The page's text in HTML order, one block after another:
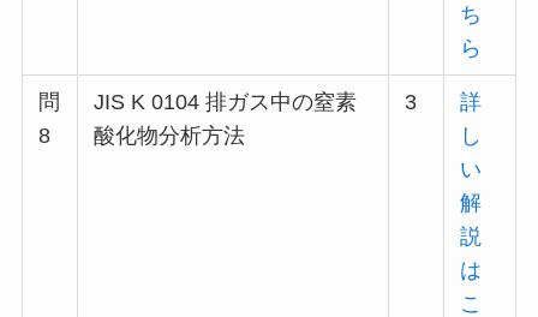
ち
ら
問
8
JIS K 0104 排ガス中の窒素
酸化物分析方法
3
詳
し
い
解
説
は
こ